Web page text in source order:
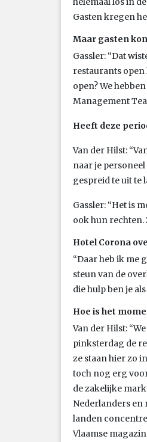
Gasten kregen
Maar gasten
Gassler: “Dat
restaurants open
open? We
Management
Heeft deze
Van der Hilst:
naar je
gespreid te uit te
Gassler: “Het is
ook hun rechten.
Hotel Corona
“Daar heb ik me
steun van de
die hulp ben je
Hoe is het
Van der Hilst:
pinksterdag de
ze staan hier zo
toch nog erg
de zakelijke
Nederlanders en
landen
Vlaamse